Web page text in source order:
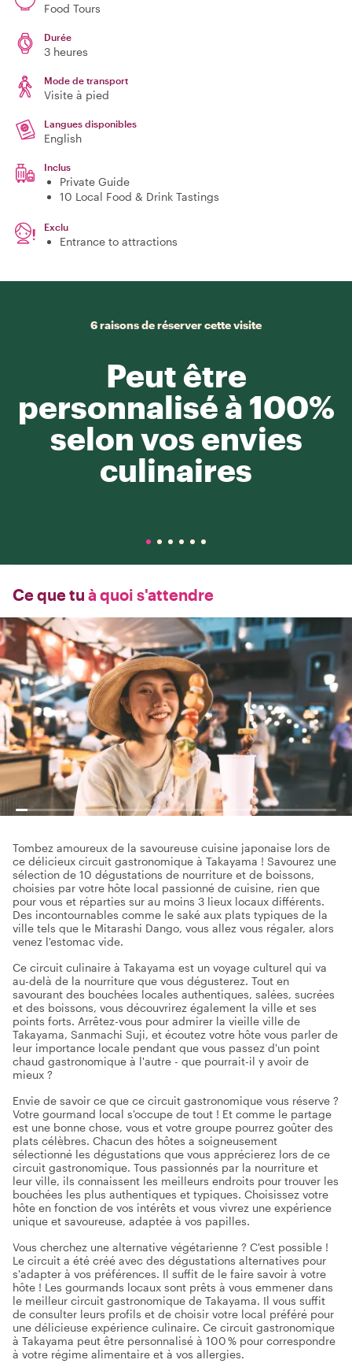
Food Tours
Durée
3 heures
Mode de transport
Visite à pied
Langues disponibles
English
Inclus
Private Guide
10 Local Food & Drink Tastings
Exclu
Entrance to attractions
6 raisons de réserver cette visite
Peut être
personnalisé à 100%
selon vos envies
culinaires
Ce que tu à quoi s'attendre
Tombez amoureux de la savoureuse cuisine japonaise lors de
ce délicieux circuit gastronomique à Takayama ! Savourez une
sélection de 10 dégustations de nourriture et de boissons,
choisies par votre hôte local passionné de cuisine, rien que
pour vous et réparties sur au moins 3 lieux locaux différents.
Des incontournables comme le saké aux plats typiques de la
ville tels que le Mitarashi Dango, vous allez vous régaler, alors
venez l'estomac vide.
Ce circuit culinaire à Takayama est un voyage culturel qui va
au-delà de la nourriture que vous dégusterez. Tout en
savourant des bouchées locales authentiques, salées, sucrées
et des boissons, vous découvrirez également la ville et ses
points forts. Arrêtez-vous pour admirer la vieille ville de
Takayama, Sanmachi Suji, et écoutez votre hôte vous parler de
leur importance locale pendant que vous passez d'un point
chaud gastronomique à l'autre - que pourrait-il y avoir de
mieux ?
Envie de savoir ce que ce circuit gastronomique vous réserve ?
Votre gourmand local s'occupe de tout ! Et comme le partage
est une bonne chose, vous et votre groupe pourrez goûter des
plats célèbres. Chacun des hôtes a soigneusement
sélectionné les dégustations que vous apprécierez lors de ce
circuit gastronomique. Tous passionnés par la nourriture et
leur ville, ils connaissent les meilleurs endroits pour trouver les
bouchées les plus authentiques et typiques. Choisissez votre
hôte en fonction de vos intérêts et vous vivrez une expérience
unique et savoureuse, adaptée à vos papilles.
Vous cherchez une alternative végétarienne ? C'est possible !
Le circuit a été créé avec des dégustations alternatives pour
s'adapter à vos préférences. Il suffit de le faire savoir à votre
hôte ! Les gourmands locaux sont prêts à vous emmener dans
le meilleur circuit gastronomique de Takayama. Il vous suffit
de consulter leurs profils et de choisir votre local préféré pour
une délicieuse expérience culinaire. Ce circuit gastronomique
à Takayama peut être personnalisé à 100 % pour correspondre
à votre régime alimentaire et à vos allergies.